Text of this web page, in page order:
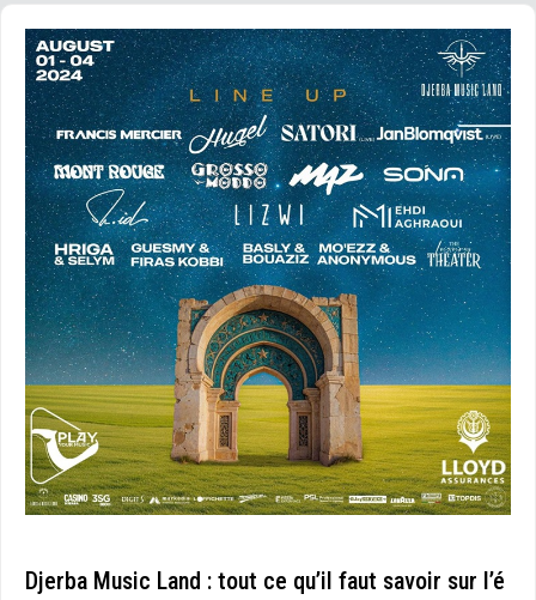
Djerba Music Land : tout ce qu’il faut savoir sur l’é